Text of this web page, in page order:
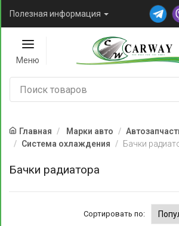
Полезная информация
Меню
Главная Марки авто
Система охлаждения
Бачки
Бачки радиатора
Сортировать по: